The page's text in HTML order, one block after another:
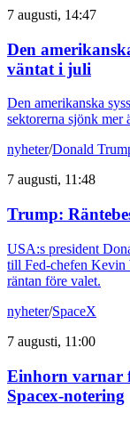
7 augusti, 14:47
Den
väntat i juli
Den amerikanska
sektorerna sjönk mer
nyheter/Donald
7 augusti, 11:48
Trump:
USA:s president
till Fed-chefen Kevin
räntan före valet.
nyheter/SpaceX
7 augusti, 11:00
Einhorn varnar
Spacex-notering